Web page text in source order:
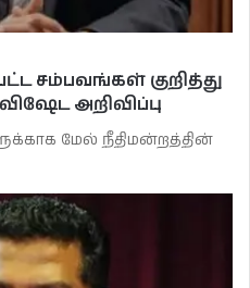
சம்பவங்கள் குறித்து
அறிவிப்பு
மேல் நீதிமன்றத்தின்